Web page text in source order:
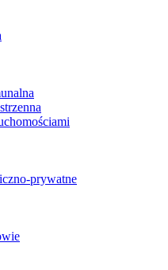
prywatne